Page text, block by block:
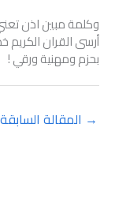
وكلمة مبين اذن
أرسى القران الكريم
بحزم ومهنية ورقي !
→ المقالة السابقة